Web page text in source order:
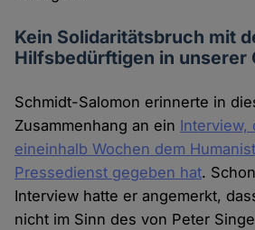
Kein Solidaritätsbruch mit
Hilfsbedürftigen in unserer
Schmidt-Salomon erinnerte in
Zusammenhang an ein Interview,
eineinhalb Wochen dem
Pressedienst gegeben hat.
Interview hatte er angemerkt,
nicht im Sinn des von Peter